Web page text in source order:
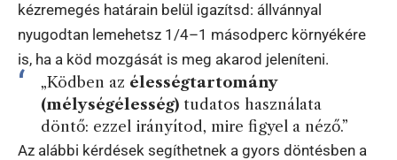
kézremegés határain belül igazítsd: állvánnyal
nyugodtan lemehetsz 1/4–1 másodperc környékére
is, ha a köd mozgását is meg akarod jeleníteni.
„Ködben az élességtartomány
(mélységélesség)tudatos használata
döntő: ezzel irányítod, mire figyel a néző.”
Az alábbi kérdések segíthetnek a gyors döntésben a